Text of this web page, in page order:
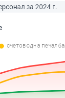
за 2024 г.
счетоводна печалба